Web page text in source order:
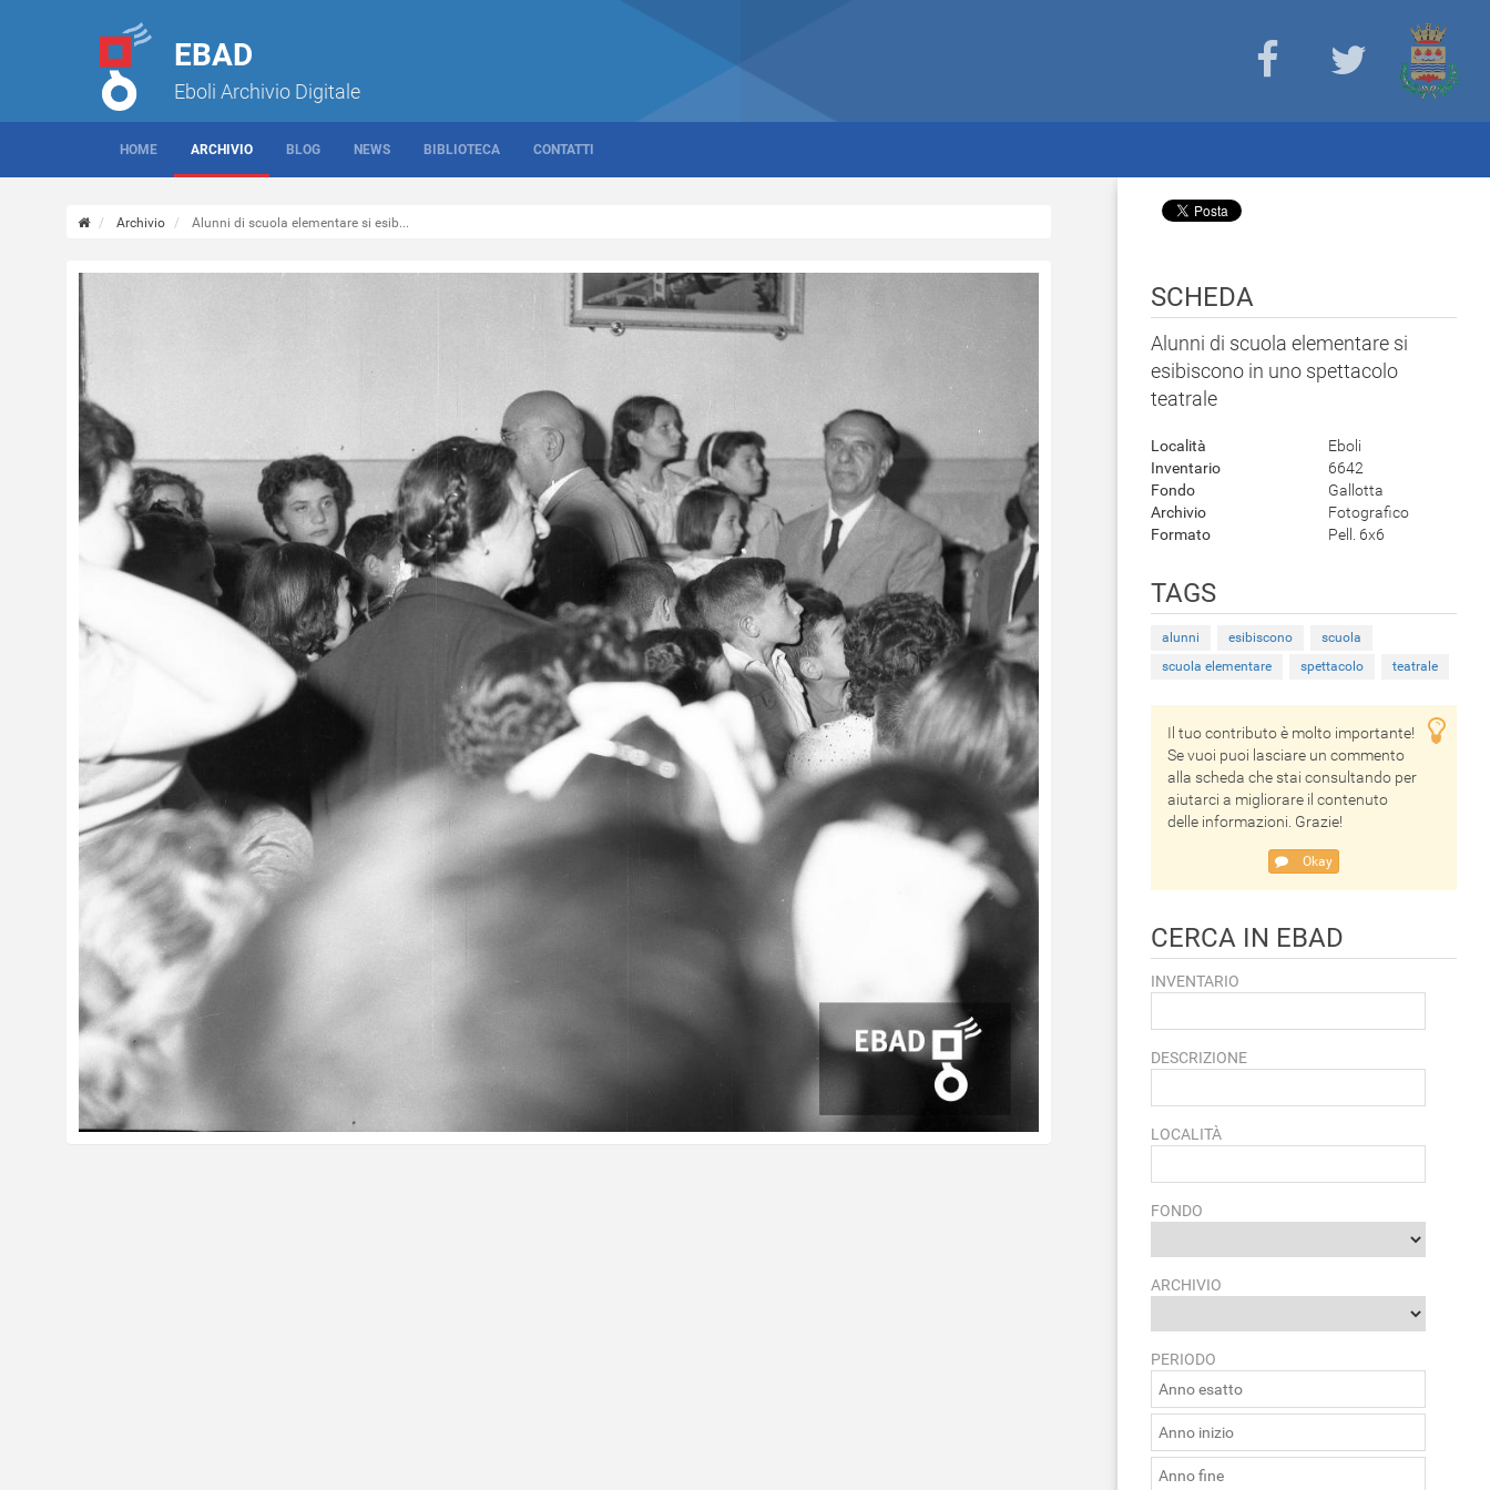
EBAD
Eboli Archivio Digitale
HOME ARCHIVIO BLOG NEWS BIBLIOTECA CONTATTI
Archivio Alunni di scuola elementare si esib...
SCHEDA
Alunni di scuola elementare si
esibiscono in uno spettacolo
teatrale
Località
Eboli
Inventario
6642
Fondo
Gallotta
Archivio
Fotografico
Formato
Pell. 6x6
TAGS
alunni esibiscono
scuola
scuola elementare
spettacolo teatrale
Il tuo contributo è molto importante!
Se vuoi puoi lasciare un commento
alla scheda che stai consultando per
aiutarci a migliorare il contenuto
delle informazioni. Grazie!
Okay
CERCA IN EBAD
INVENTARIO
DESCRIZIONE
LOCALITÀ
FONDO
ARCHIVIO
PERIODO